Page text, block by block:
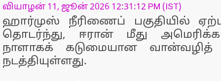
வியாழன் 11, ஜூன் 2026 12:31:12 PM (IST)
ஹார்முஸ் நீரிணைப் பகுதியில்
தொடர்ந்து, ஈரான் மீது
நாளாகக் கடுமையான வான்வழித்
நடத்தியுள்ளது.